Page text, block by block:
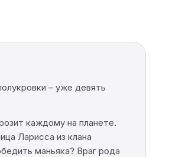
– уже девять
каждому на планете.
Ларисса из клана
маньяка? Враг рода